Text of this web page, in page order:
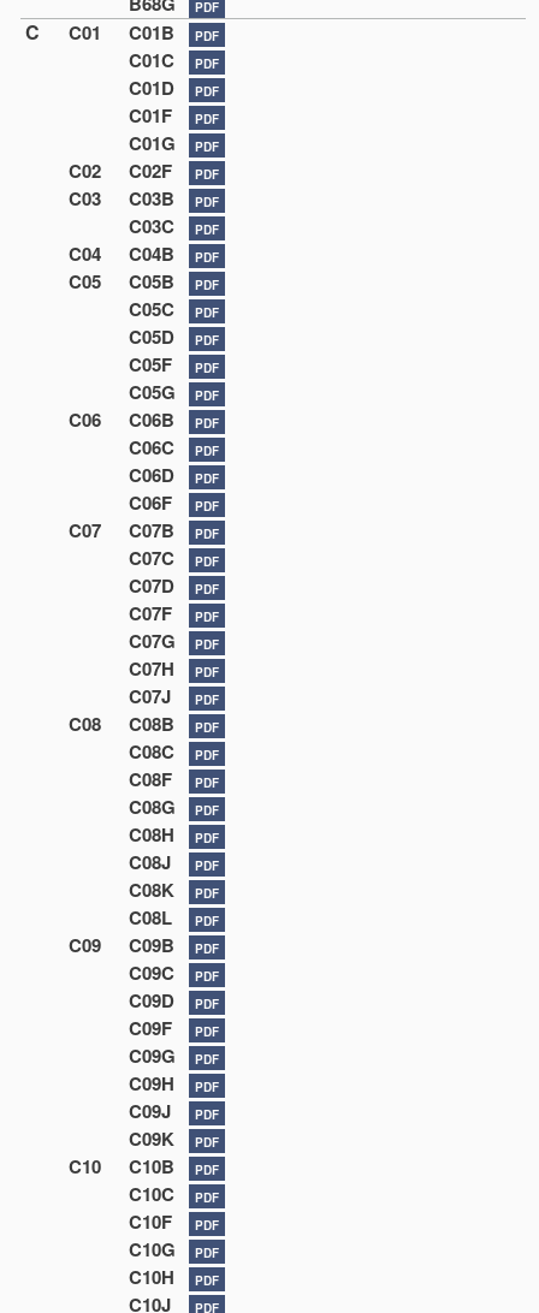
PDF
C C01 C01B PDF
C01C PDF
C01D PDF
C01F PDF
C01G PDF
C02 C02F PDF
C03 C03B PDF
C03C PDF
C04 C04B PDF
C05 C05B PDF
C05C PDF
C05D PDF
C05F PDF
C05G PDF
C06 C06B PDF
C06C PDF
C06D PDF
C06F PDF
C07 C07B PDF
C07C PDF
C07D PDF
C07F PDF
C07G PDF
C07H PDF
C07J PDF
C08 C08B PDF
C08C PDF
C08F PDF
C08G PDF
C08H PDF
C08J PDF
C08K PDF
C08L PDF
C09 C09B PDF
C09C PDF
C09D PDF
C09F PDF
C09G PDF
C09H PDF
C09J PDF
C09K PDF
C10 C10B PDF
C10C PDF
C10F PDF
C10G PDF
C10H PDF
C10J PDF